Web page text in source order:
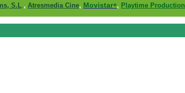
S.L , Atresmedia Cine, Movistar+, Playtime Production